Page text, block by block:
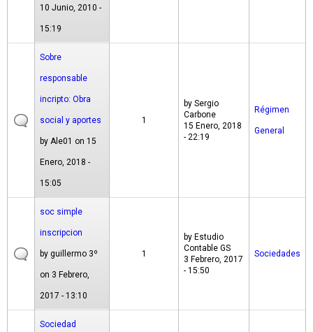
10 Junio, 2010 -
15:19
Sobre
responsable
incripto: Obra
social y aportes
by Ale01 on 15
Enero, 2018 -
15:05
1
by Sergio
Carbone
15 Enero, 2018
- 22:19
Régimen
General
soc simple
inscripcion
by guillermo 3º
on 3 Febrero,
2017 - 13:10
1
by Estudio
Contable GS
3 Febrero, 2017
- 15:50
Sociedades
Sociedad